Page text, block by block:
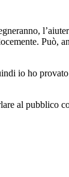
Può,
io ho provato
al pubblico